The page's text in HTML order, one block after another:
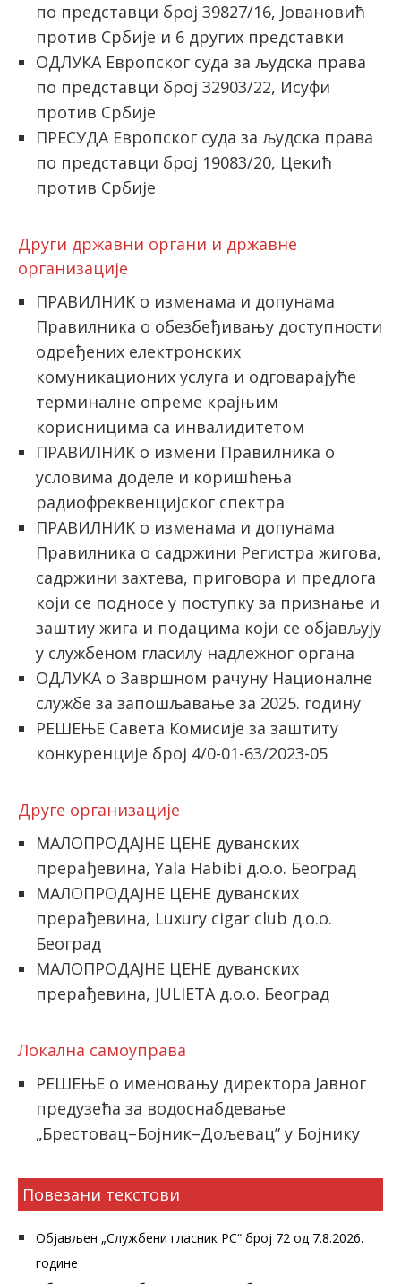
по представци број 39827/16, Јовановић
против Србије и 6 других представки
ОДЛУКА Европског суда за људска права
по представци број 32903/22, Исуфи
против Србије
ПРЕСУДА Европског суда за људска права
по представци број 19083/20, Цекић
против Србије
Други државни органи и државне
организације
ПРАВИЛНИК о изменама и допунама
Правилника о обезбеђивању доступности
одређених електронских
комуникационих услуга и одговарајуће
терминалне опреме крајњим
корисницима са инвалидитетом
ПРАВИЛНИК о измени Правилника о
условима доделе и коришћења
радиофреквенцијског спектра
ПРАВИЛНИК о изменама и допунама
Правилника о садржини Регистра жигова,
садржини захтева, приговора и предлога
који се подносе у поступку за признање и
заштиу жига и подацима који се објављују
у службеном гласилу надлежног органа
ОДЛУКА о Завршном рачуну Националне
службе за запошљавање за 2025. годину
РЕШЕЊЕ Савета Комисије за заштиту
конкуренције број 4/0-01-63/2023-05
Друге организације
МАЛОПРОДАЈНЕ ЦЕНЕ дуванских
прерађевина, Yala Habibi д.о.о. Београд
МАЛОПРОДАЈНЕ ЦЕНЕ дуванских
прерађевина, Luxury cigar club д.o.o.
Београд
МАЛОПРОДАЈНЕ ЦЕНЕ дуванских
прерађевина, JULIETA д.о.о. Београд
Локална самоуправа
РЕШЕЊЕ о именовању директора Јавног
предузећа за водоснабдевање
„Брестовац–Бојник–Дољевац” у Бојнику
Повезани текстови
Објављен „Службени гласник РС“ број 72 од 7.8.2026.
године